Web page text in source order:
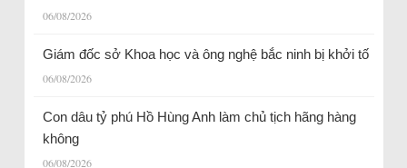
06/08/2026
Giám đốc sở Khoa học và ông nghệ bắc ninh bị khởi tố
06/08/2026
Con dâu tỷ phú Hồ Hùng Anh làm chủ tịch hãng hàng
không
06/08/2026